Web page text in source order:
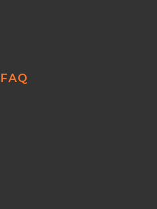
FAQ